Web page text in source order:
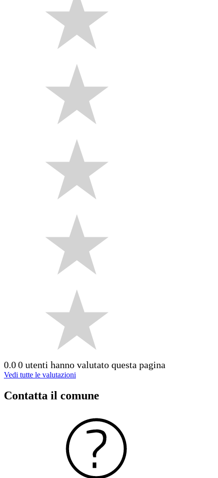
0.00 utenti hanno valutato questa pagina
Vedi tutte le valutazioni
Contatta il comune